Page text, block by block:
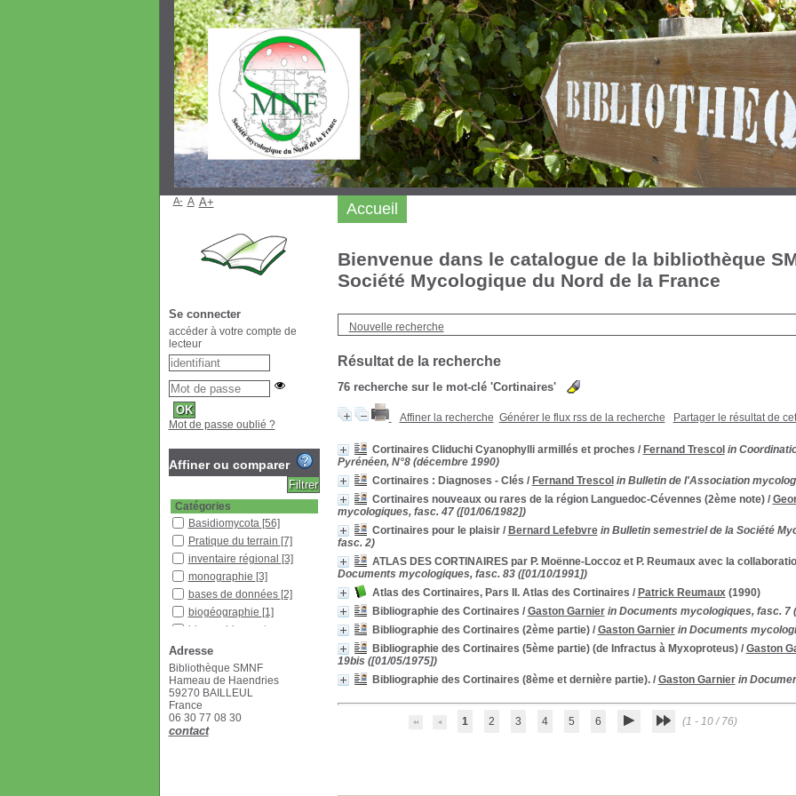
Bienvenue dans le catalogue de la bibliothèque
Société Mycologique du Nord de la France
Nouvelle recherche
Résultat de la recherche
76recherche sur le mot-clé 'Cortinaires'
Affiner la recherche Générer le flux rss de la recherche Partager le résultat de
Cortinaires Cliduchi Cyanophylli armillés et proches / Fernand Trescol in
Pyrénéen, N°8 (décembre 1990)
Cortinaires : Diagnoses - Clés / Fernand Trescol in Bulletin de l'Association
Cortinaires nouveaux ou rares de la région Languedoc-Cévennes (2ème note)/
mycologiques, fasc. 47 ([01/06/1982])
Cortinaires pour le plaisir/ Bernard Lefebvre in Bulletin semestriel de la Société
fasc. 2)
ATLAS DES CORTINAIRES par P. Moënne-Loccoz et P. Reumaux avec la
Documents mycologiques, fasc. 83 ([01/10/1991])
Atlas des Cortinaires, Pars II. Atlas des Cortinaires / Patrick Reumaux(1990)
Bibliographie des Cortinaires / Gaston Garnier in Documents mycologiques, fasc. 7
Bibliographie des Cortinaires (2ème partie)/ Gaston Garnier in Documents
Bibliographie des Cortinaires (5ème partie) (de Infractus à Myxoproteus)/ Gaston
19bis ([01/05/1975])
Bibliographie des Cortinaires (8ème et dernière partie)./ Gaston Garnier in
1 2 3 4 5 6 (1 - 10 / 76)
Accueil
A- A A+
Se connecter
accéder à votre compte de
lecteur
Mot de passe oublié ?
Affiner ou comparer
Catégories
Basidiomycota [56]
Pratique du terrain [7]
inventaire régional [3]
monographie [3]
bases de données [2]
biogéographie [1]
biographies, autres
clé de détermination
inventaires[1]
nomenclature
Localisation
Bibliothèque SMNF
Adresse
Bibliothèque SMNF
Hameau de Haendries
59270 BAILLEUL
France
06 30 77 08 30
contact